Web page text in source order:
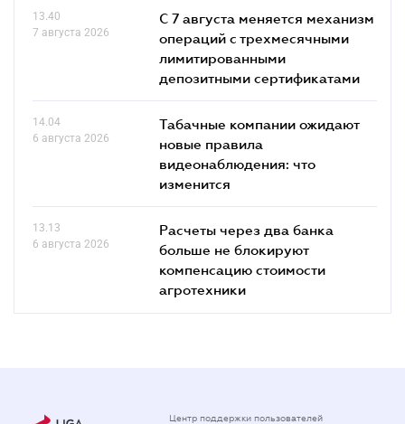
13.40
7 августа 2026
С 7 августа меняется механизм
операций с трехмесячными
лимитированными
депозитными сертификатами
14.04
6 августа 2026
Табачные компании ожидают
новые правила
видеонаблюдения: что
изменится
13.13
6 августа 2026
Расчеты через два банка
больше не блокируют
компенсацию стоимости
агротехники
Центр поддержки пользователей